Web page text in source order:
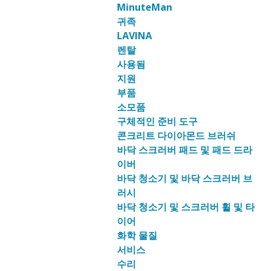
MinuteMan
귀족
LAVINA
렌탈
사용됨
지원
부품
소모품
구체적인 준비 도구
콘크리트 다이아몬드 브러쉬
바닥 스크러버 패드 및 패드 드라
이버
바닥 청소기 및 바닥 스크러버 브
러시
바닥 청소기 및 스크러버 휠 및 타
이어
화학 물질
서비스
수리